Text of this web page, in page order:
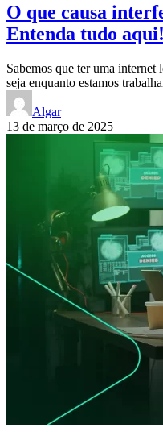
O que causa
Entenda tudo aqui!
Sabemos que ter uma internet
seja enquanto estamos
Algar
13 de março de 2025